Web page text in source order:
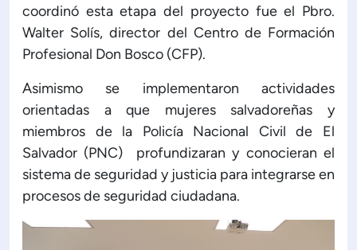
coordinó esta etapa del proyecto fue el Pbro.
Walter Solís, director del Centro de Formación
Profesional Don Bosco (CFP).
Asimismo se implementaron actividades
orientadas a que mujeres salvadoreñas y
miembros de la Policía Nacional Civil de El
Salvador (PNC) profundizaran y conocieran el
sistema de seguridad y justicia para integrarse en
procesos de seguridad ciudadana.